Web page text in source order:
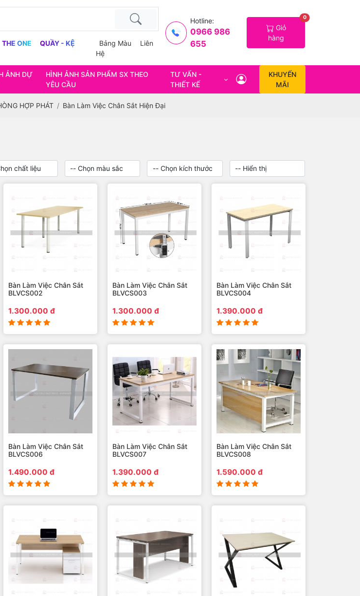
THE ONE
QUẦY - KỆ
Bảng Màu
Liên
Hệ
Hotline:
0966 986
655
Giỏ
hàng
0
ẢNH DỰ
HÌNH ẢNH SẢN PHẨM SX THEO
YÊU CẦU
TƯ VẤN -
THIẾT KẾ
KHUYẾN
MÃI
HỢP PHÁT Bàn Làm Việc Chân Sắt Hiện Đại
Bàn Làm Việc Chân Sắt
BLVCS002
1.300.000 đ
Bàn Làm Việc Chân Sắt
BLVCS003
1.300.000 đ
Bàn Làm Việc Chân Sắt
BLVCS004
1.390.000 đ
Bàn Làm Việc Chân Sắt
BLVCS006
1.490.000 đ
Bàn Làm Việc Chân Sắt
BLVCS007
1.390.000 đ
Bàn Làm Việc Chân Sắt
BLVCS008
1.590.000 đ